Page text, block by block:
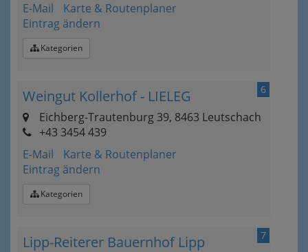
E-Mail
Karte & Routenplaner
Eintrag ändern
Kategorien
6
Weingut Kollerhof - LIELEG
Eichberg-Trautenburg 39, 8463 Leutschach
+43 3454 439
E-Mail
Karte & Routenplaner
Eintrag ändern
Kategorien
7
Lipp-Reiterer Bauernhof Lipp